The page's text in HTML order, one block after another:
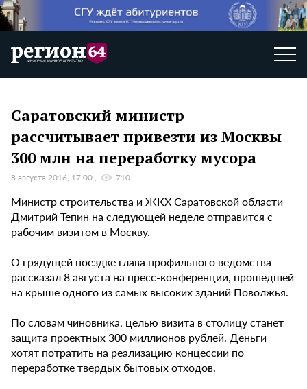
Саратовский министр
рассчитывает привезти из Москвы
300 млн на переработку мусора
8 августа 2016, 17:00 710
Министр строительства и ЖКХ Саратовской области
Дмитрий Тепин на следующей неделе отправится с
рабочим визитом в Москву.
О грядущей поездке глава профильного ведомства
рассказал 8 августа на пресс-конференции, прошедшей
на крыше одного из самых высоких зданий Поволжья.
По словам чиновника, целью визита в столицу станет
защита проектных 300 миллионов рублей. Деньги
хотят потратить на реализацию концессии по
переработке твердых бытовых отходов.